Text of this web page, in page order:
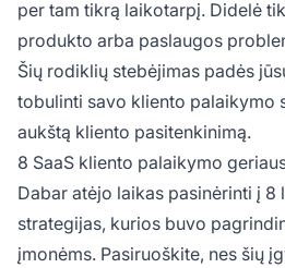
per tam tikrą laikotarpį. Didelė
produkto arba paslaugos
Šių rodiklių stebėjimas padės
tobulinti savo kliento palaikymo
aukštą kliento pasitenkinimą.
8 SaaS kliento palaikymo
Dabar atėjo laikas pasinėrinti į 8
strategijas, kurios buvo
įmonėms. Pasiruoškite, nes šių